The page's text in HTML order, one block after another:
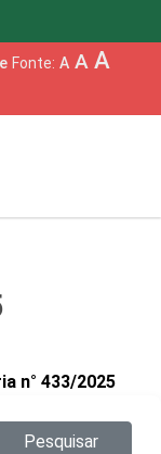
Fonte: A A A
n° 433/2025
Pesquisar